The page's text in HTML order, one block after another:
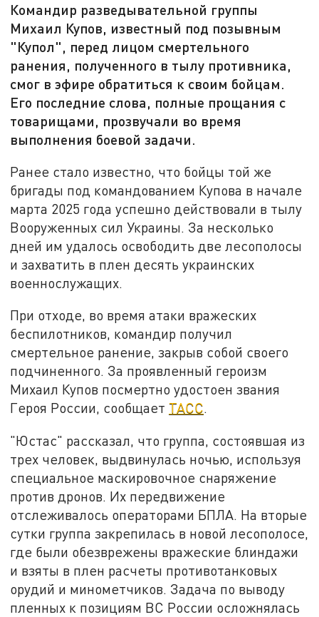
Командир разведывательной группы
Михаил Купов, известный под позывным
"Купол", перед лицом смертельного
ранения, полученного в тылу противника,
смог в эфире обратиться к своим бойцам.
Его последние слова, полные прощания с
товарищами, прозвучали во время
выполнения боевой задачи.
Ранее стало известно, что бойцы той же
бригады под командованием Купова в начале
марта 2025 года успешно действовали в тылу
Вооруженных сил Украины. За несколько
дней им удалось освободить две лесополосы
и захватить в плен десять украинских
военнослужащих.
При отходе, во время атаки вражеских
беспилотников, командир получил
смертельное ранение, закрыв собой своего
подчиненного. За проявленный героизм
Михаил Купов посмертно удостоен звания
Героя России, сообщает ТАСС.
"Юстас" рассказал, что группа, состоявшая из
трех человек, выдвинулась ночью, используя
специальное маскировочное снаряжение
против дронов. Их передвижение
отслеживалось операторами БПЛА. На вторые
сутки группа закрепилась в новой лесополосе,
где были обезврежены вражеские блиндажи
и взяты в плен расчеты противотанковых
орудий и минометчиков. Задача по выводу
пленных к позициям ВС России осложнялась